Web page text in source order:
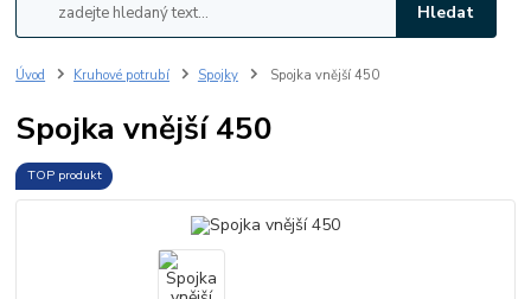
Hledat
Úvod Kruhové potrubí Spojky Spojka vnější 450
Spojka vnější 450
TOP produkt